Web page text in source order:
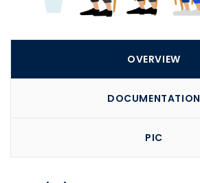
OVERVIEW
DOCUMENTATION
PIC